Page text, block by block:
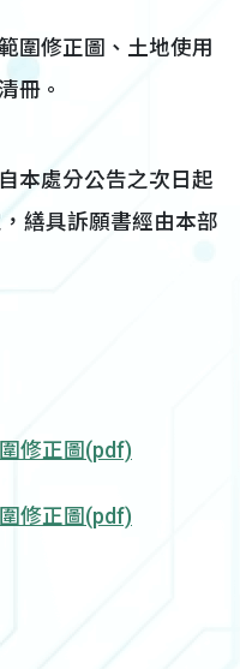
圍修正圖、土地使用
冊。
本處分公告之次日起
繕具訴願書經由本部
修正圖(pdf)
修正圖(pdf)